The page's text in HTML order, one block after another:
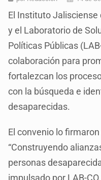
El Instituto Jalisciense
y el Laboratorio de
Políticas Públicas
colaboración para
fortalezcan los
con la búsqueda e
desaparecidas.
El convenio lo
“Construyendo
personas